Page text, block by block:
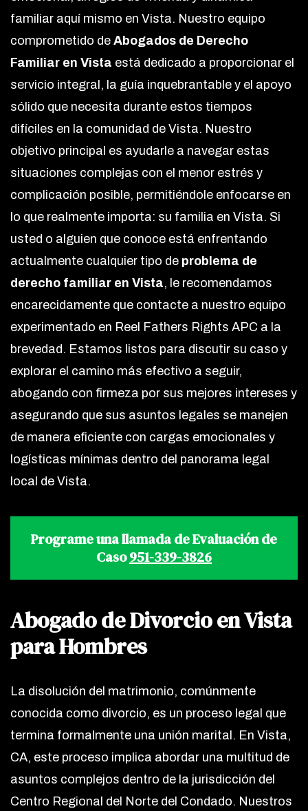
familiar aquí mismo en Vista. Nuestro equipo
comprometido de Abogados de Derecho
Familiar en Vista está dedicado a proporcionar el
servicio integral, la guía inquebrantable y el apoyo
sólido que necesita durante estos tiempos
difíciles en la comunidad de Vista. Nuestro
objetivo principal es ayudarle a navegar estas
situaciones complejas con el menor estrés y
complicación posible, permitiéndole enfocarse en
lo que realmente importa: su familia en Vista. Si
usted o alguien que conoce está enfrentando
actualmente cualquier tipo de problema de
derecho familiar en Vista, le recomendamos
encarecidamente que contacte a nuestro equipo
experimentado en Reel Fathers Rights APC a la
brevedad. Estamos listos para discutir su caso y
explorar el camino más efectivo a seguir,
abogando con firmeza por sus mejores intereses y
asegurando que sus asuntos legales se manejen
de manera eficiente con cargas emocionales y
logísticas mínimas dentro del panorama legal
local de Vista.
Programe una llamada de Evaluación de
Caso951-339-3826
Abogado de Divorcio en Vista
para Hombres
La disolución del matrimonio, comúnmente
conocida como divorcio, es un proceso legal que
termina formalmente una unión marital. En Vista,
CA, este proceso implica abordar una multitud de
asuntos complejos dentro de la jurisdicción del
Centro Regional del Norte del Condado. Nuestros